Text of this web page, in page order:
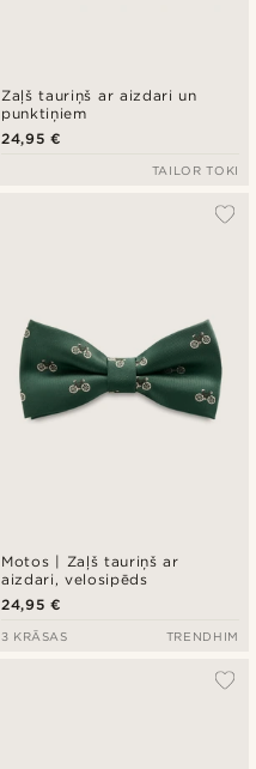
Zaļš tauriņš ar aizdari un
punktiņiem
24,95 €
TAILOR TOKI
Motos | Zaļš tauriņš ar
aizdari, velosipēds
24,95 €
3 KRĀSAS TRENDHIM